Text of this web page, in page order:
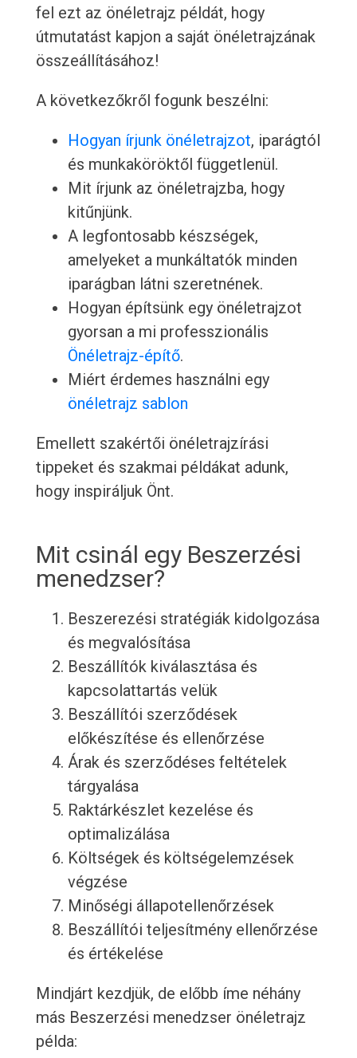
fel ezt az önéletrajz példát, hogy
útmutatást kapjon a saját önéletrajzának
összeállításához!
A következőkről fogunk beszélni:
Hogyan írjunk önéletrajzot, iparágtól
és munkaköröktől függetlenül.
Mit írjunk az önéletrajzba, hogy
kitűnjünk.
A legfontosabb készségek,
amelyeket a munkáltatók minden
iparágban látni szeretnének.
Hogyan építsünk egy önéletrajzot
gyorsan a mi professzionális
Önéletrajz-építő.
Miért érdemes használni egy
önéletrajz sablon
Emellett szakértői önéletrajzírási
tippeket és szakmai példákat adunk,
hogy inspiráljuk Önt.
Mit csinál egy Beszerzési
menedzser?
Beszerezési stratégiák kidolgozása
és megvalósítása
Beszállítók kiválasztása és
kapcsolattartás velük
Beszállítói szerződések
előkészítése és ellenőrzése
Árak és szerződéses feltételek
tárgyalása
Raktárkészlet kezelése és
optimalizálása
Költségek és költségelemzések
végzése
Minőségi állapotellenőrzések
Beszállítói teljesítmény ellenőrzése
és értékelése
Mindjárt kezdjük, de előbb íme néhány
más Beszerzési menedzser önéletrajz
példa: